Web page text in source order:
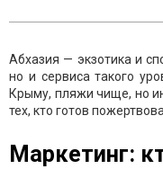
Абхазия — экзотика и
но и сервиса такого
Крыму, пляжи чище, но
тех, кто готов
Маркетинг: